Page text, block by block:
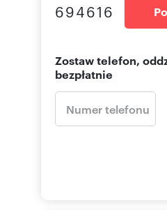
694616
Zostaw telefon,
bezpłatnie